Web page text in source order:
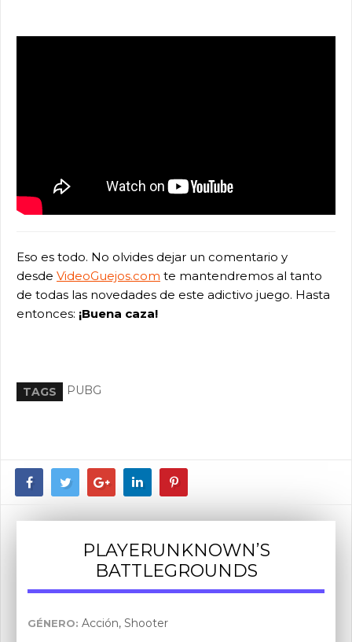
Eso es todo. No olvides dejar un comentario y
desde VideoGuejos.com te mantendremos al tanto
de todas las novedades de este adictivo juego. Hasta
entonces: ¡Buena caza!
TAGS PUBG
PLAYERUNKNOWN’S
BATTLEGROUNDS
GÉNERO: Acción, Shooter